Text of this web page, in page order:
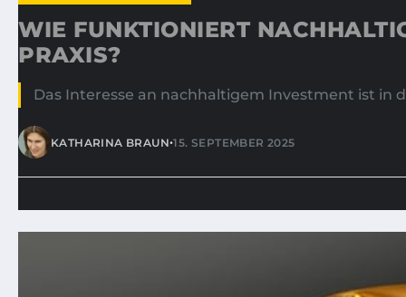
WIE FUNKTIONIERT
PRAXIS?
Das Interesse an nachhaltigem Investment ist in
KATHARINA BRAUN•15. SEPTEMBER 2025